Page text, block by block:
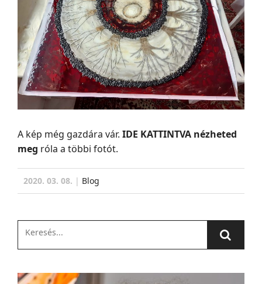
A kép még gazdára vár. IDE KATTINTVA nézheted
meg róla a többi fotót.
2020. 03. 08. | Blog